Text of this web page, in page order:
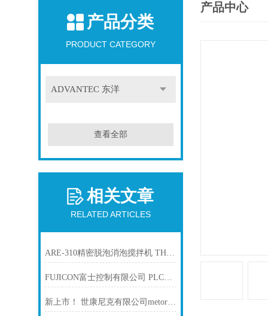
产品分类
PRODUCT CATEGORY
ADVANTEC 东洋
查看全部
相关文章
RELATED ARTICLES
ARE-310精密脱泡消泡搅拌机 THINKY新基
FUJICON富士控制有限公司 PLC控制专用负载管理装置“CM-7S”
新上市！ 世康尼克有限公司metoree 测光表 Light Master Pro L-478D
产品中心